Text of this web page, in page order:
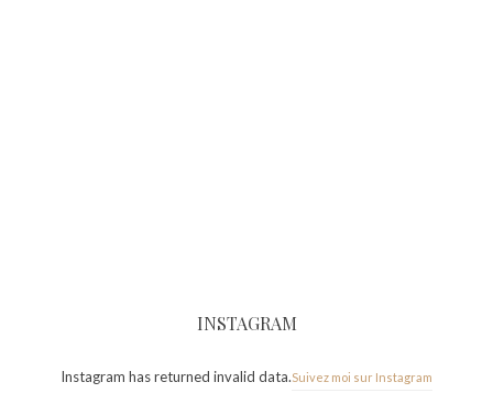
INSTAGRAM
Instagram has returned invalid data.Suivez moi sur Instagram